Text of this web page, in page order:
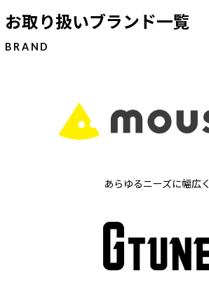
お取り扱いブランド一覧
BRAND
あらゆるニーズに幅広く